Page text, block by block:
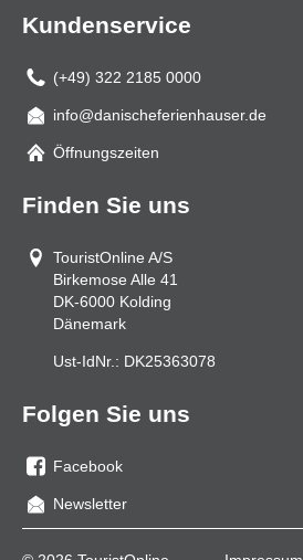
Kundenservice
(+49) 322 2185 0000
Mail
info@danischeferienhauser.de
Öffnungszeiten
Finden Sie uns
TouristOnline A/S
Birkemose Alle 41
DK-6000 Kolding
Dänemark
Ust-IdNr.: DK25363078
Folgen Sie uns
Sie
uns
Facebook
Newsletter